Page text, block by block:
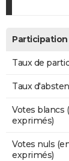
Taux de
Taux
Votes blancs
exprimés)
Votes nuls
exprimés)